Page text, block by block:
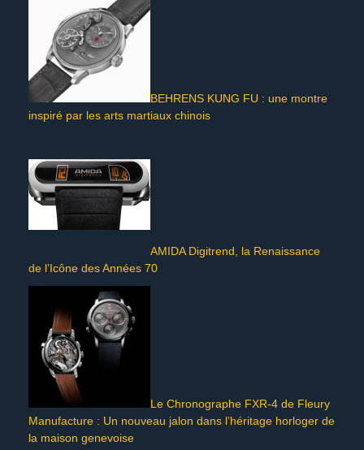
BEHRENS KUNG FU : une montre
inspiré par les arts martiaux chinois
AMIDA Digitrend, la Renaissance
de l’Icône des Années 70
Le Chronographe FXR-4 de Fleury
Manufacture : Un nouveau jalon dans l’héritage horloger de
la maison genevoise